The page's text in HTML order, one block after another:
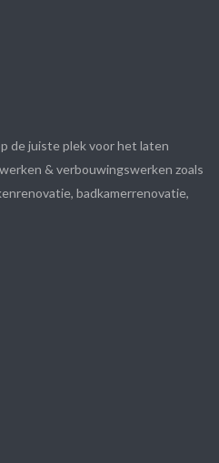
de juiste plek voor het laten
& verbouwingswerken zoals
badkamerrenovatie,